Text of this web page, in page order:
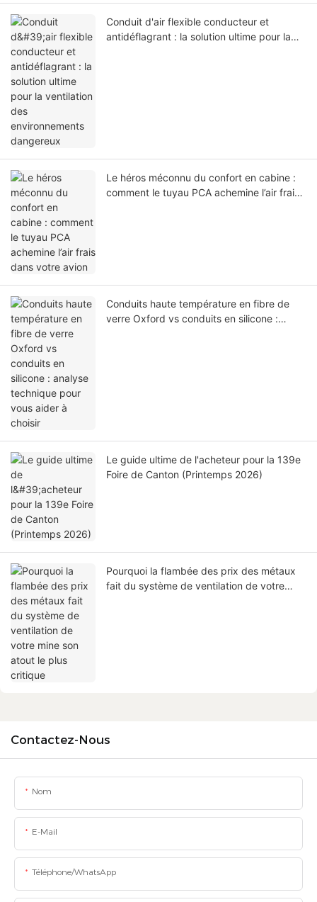
Conduit d'air flexible conducteur et
antidéflagrant : la solution ultime pour la
Le héros méconnu du confort en cabine :
comment le tuyau PCA achemine l’air frais
Conduits haute température en fibre de
verre Oxford vs conduits en silicone :
Le guide ultime de l'acheteur pour la 139e
Foire de Canton (Printemps 2026)
Pourquoi la flambée des prix des métaux
fait du système de ventilation de votre
Contactez-Nous
Nom
E-Mail
Téléphone/WhatsApp